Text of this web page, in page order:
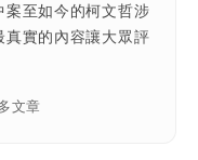
案至如今的柯文哲涉
真實的內容讓大眾評
文章